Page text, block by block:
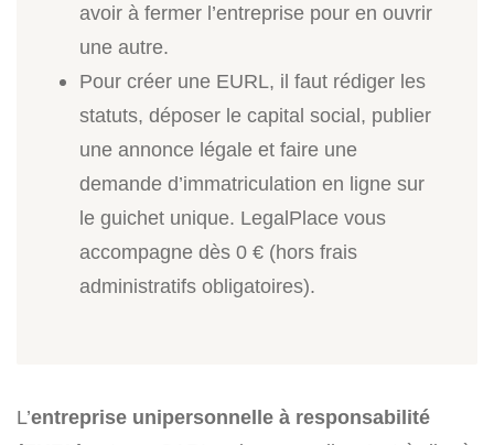
avoir à fermer l’entreprise pour en ouvrir
une autre.
Pour créer une EURL, il faut rédiger les
statuts, déposer le capital social, publier
une annonce légale et faire une
demande d’immatriculation en ligne sur
le guichet unique. LegalPlace vous
accompagne dès 0 € (hors frais
administratifs obligatoires).
L’entreprise unipersonnelle à responsabilité